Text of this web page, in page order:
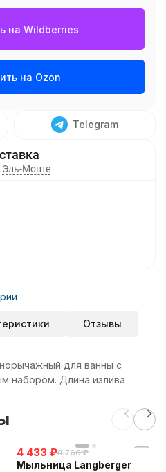
на Wildberries
на Ozon
Telegram
Эль-Монте
Отзывы
для ванны с
набором. Длина излива
4 433 ₽9 760 ₽
Мыльница Langberger